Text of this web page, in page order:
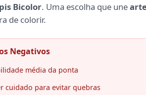
Bicolor. Uma escolha que une
de colorir.
Negativos
média da ponta
cuidado para evitar quebras